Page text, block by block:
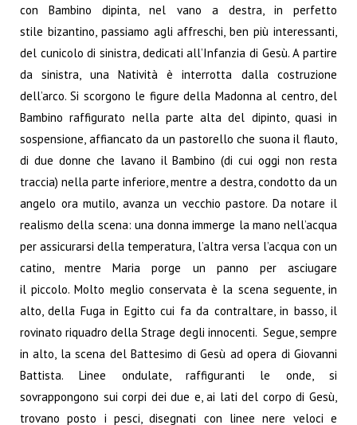
con Bambino dipinta, nel vano a destra, in perfetto
stile bizantino, passiamo agli affreschi, ben più interessanti,
del cunicolo di sinistra, dedicati all’Infanzia di Gesù. A partire
da sinistra, una Natività è interrotta dalla costruzione
dell’arco. Si scorgono le figure della Madonna al centro, del
Bambino raffigurato nella parte alta del dipinto, quasi in
sospensione, affiancato da un pastorello che suona il flauto,
di due donne che lavano il Bambino (di cui oggi non resta
traccia) nella parte inferiore, mentre a destra, condotto da un
angelo ora mutilo, avanza un vecchio pastore. Da notare il
realismo della scena: una donna immerge la mano nell’acqua
per assicurarsi della temperatura, l’altra versa l’acqua con un
catino, mentre Maria porge un panno per asciugare
il piccolo. Molto meglio conservata è la scena seguente, in
alto, della Fuga in Egitto cui fa da contraltare, in basso, il
rovinato riquadro della Strage degli innocenti. Segue, sempre
in alto, la scena del Battesimo di Gesù ad opera di Giovanni
Battista. Linee ondulate, raffiguranti le onde, si
sovrappongono sui corpi dei due e, ai lati del corpo di Gesù,
trovano posto i pesci, disegnati con linee nere veloci e